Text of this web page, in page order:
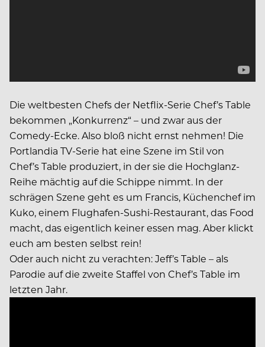
Die weltbesten Chefs der Netflix-Serie Chef’s Table
bekommen „Konkurrenz“ – und zwar aus der
Comedy-Ecke. Also bloß nicht ernst nehmen! Die
Portlandia TV-Serie hat eine Szene im Stil von
Chef’s Table produziert, in der sie die Hochglanz-
Reihe mächtig auf die Schippe nimmt. In der
schrägen Szene geht es um Francis, Küchenchef im
Kuko, einem Flughafen-Sushi-Restaurant, das Food
macht, das eigentlich keiner essen mag. Aber klickt
euch am besten selbst rein!
Oder auch nicht zu verachten: Jeff’s Table – als
Parodie auf die zweite Staffel von Chef’s Table im
letzten Jahr.